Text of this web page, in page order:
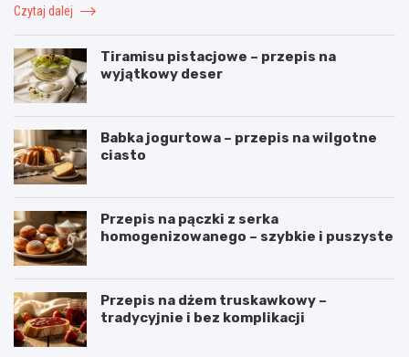
Czytaj dalej
Tiramisu pistacjowe – przepis na
wyjątkowy deser
Babka jogurtowa – przepis na wilgotne
ciasto
Przepis na pączki z serka
homogenizowanego – szybkie i puszyste
Przepis na dżem truskawkowy –
tradycyjnie i bez komplikacji
B
O